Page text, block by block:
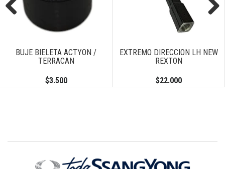
BUJE BIELETA ACTYON /
TERRACAN
$3.500
EXTREMO DIRECCION LH NEW
REXTON
$22.000